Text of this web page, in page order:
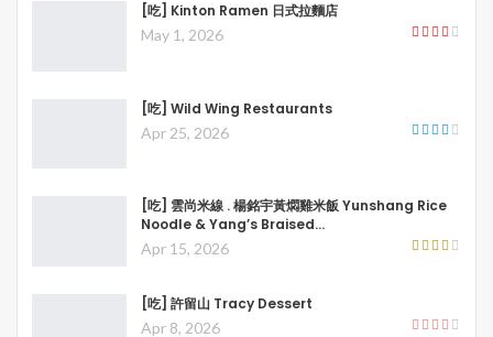
[吃] Kinton Ramen 日式拉麵店
May 1, 2026
[吃] Wild Wing Restaurants
Apr 25, 2026
[吃] 雲尚米線 . 楊銘宇黃燜雞米飯 Yunshang Rice
Noodle & Yang’s Braised…
Apr 15, 2026
[吃] 許留山 Tracy Dessert
Apr 8, 2026